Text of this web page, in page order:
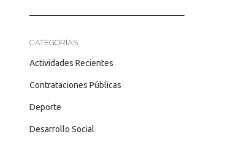
CATEGORÍAS
Actividades Recientes
Contrataciones Públicas
Deporte
Desarrollo Social